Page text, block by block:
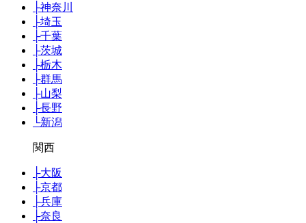
├神奈川
├埼玉
├千葉
├茨城
├栃木
├群馬
├山梨
├長野
└新潟
関西
├大阪
├京都
├兵庫
├奈良